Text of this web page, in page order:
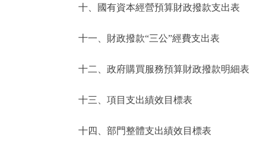
十、國有資本經營預算財政撥款支出表
十一、財政撥款“三公”經費支出表
十二、政府購買服務預算財政撥款明細表
十三、項目支出績效目標表
十四、部門整體支出績效目標表